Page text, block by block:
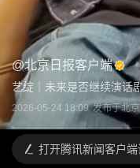
@北京日报客户端
艺绽｜未来是否继续演
2026-05-24 18:09 发布于北京
打开腾讯新闻客户